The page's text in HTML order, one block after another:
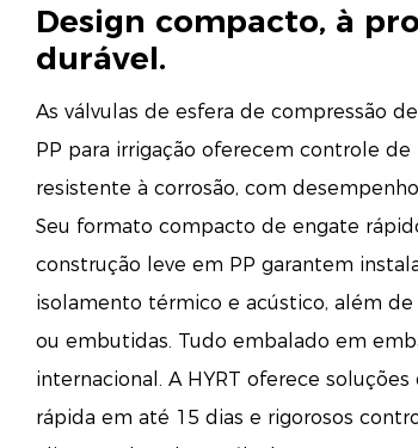
Design compacto, à
durável.
As válvulas de esfera de compressão
PP para irrigação oferecem controle
resistente à corrosão, com
Seu formato compacto de engate
construção leve em PP garantem
isolamento térmico e acústico, além
ou embutidas. Tudo embalado em
internacional. A HYRT oferece
rápida em até 15 dias e rigorosos